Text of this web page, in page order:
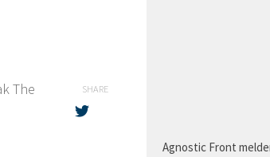
The
SHARE
Agnostic Front